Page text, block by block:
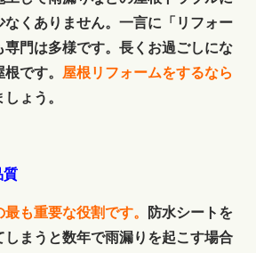
なくありません。一言に「リフォー
専門は多様です。長くお過ごしにな
です。 屋根リフォームをするなら
ょう。
質
最も重要な役割です。
防水シートを
しまうと数年で雨漏りを起こす場合